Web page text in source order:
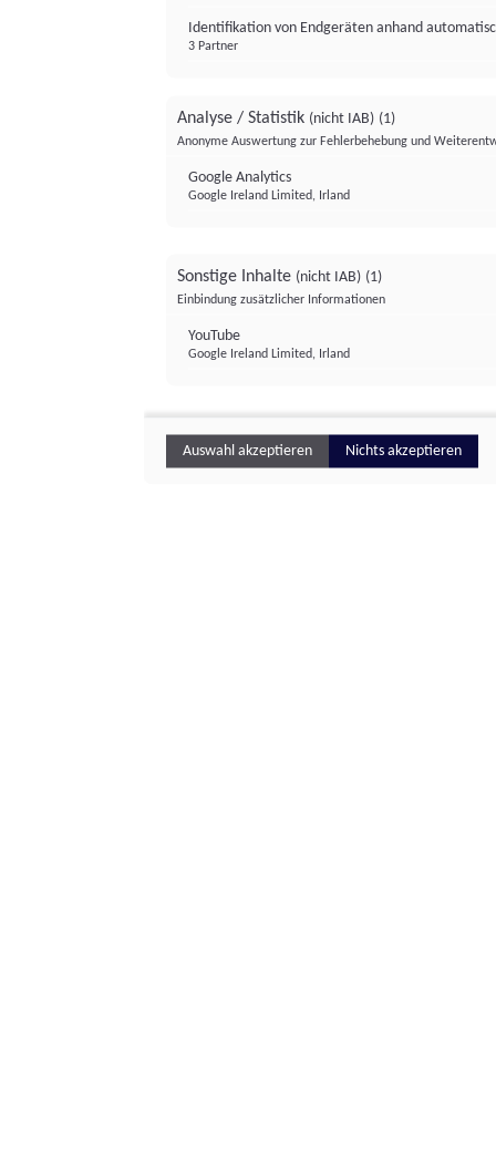
Identifikation von Endgeräten anhand
3 Partner
Analyse / Statistik (nicht IAB) (1)
Anonyme Auswertung zur Fehlerbehebung und
Google Analytics
Google Ireland Limited, Irland
Sonstige Inhalte (nicht IAB) (1)
Einbindung zusätzlicher Informationen
YouTube
Google Ireland Limited, Irland
Auswahl akzeptieren Nichts akzeptieren